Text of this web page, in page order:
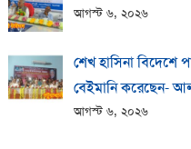
আগস্ট ৬, ২০২৬
শেখ হাসিনা বিদেশে
বেইমানি করেছেন-
আগস্ট ৬, ২০২৬